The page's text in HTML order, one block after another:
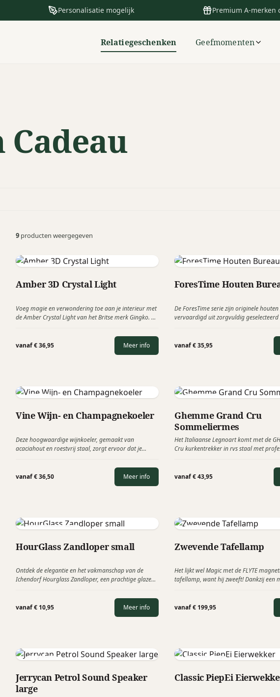
Personalisatie mogelijk Premium A-merken
Relatiegeschenken Geefmomenten
9 producten weergegeven
Gingko
Amber 3D Crystal Light
Voeg magie en verwondering toe aan je interieur met
de Amber Crystal Light van het Britse merk Gingko. De
de 3D-lasergegraveerde kristallen bol, versierd met
een ingewikkeld gedetailleerd ontwerp!
vanaf € 36,95 Meer info
Woodsea
ForesTime Houten
De ForesTime serie zijn originele
vervaardigd uit zorgvuldig geselecteerd
van duurzaamheid is dit het juiste
vanaf € 35,95
Adhoc
Vine Wijn- en Champagnekoeler
Deze hoogwaardige wijnkoeler, gemaakt van
acaciahout en roestvrij staal, zorgt ervoor dat je
vanaf € 36,50
Meer info
Legnoart
Ghemme Grand Cru
Sommeliermes
Het Italiaanse Legnoart komt met de
Cru kurkentrekker in rvs staal met
en samen ontwikkeld samen met de
Sommeliers.
vanaf € 43,95
Ichendorf Milano
HourGlass Zandloper small
Ontdek de elegantie en het vakmanschap van de
Ichendorf Hourglass Zandloper, een prachtige glazen
bekroonde Denis Guidone. Deze zandloper, met zijn
verfijnde rookgrijs en roze kleuren en fraaie riblijnen,
voegt een vleugje cachet toe aan elk interieur.
vanaf € 10,95 Meer info
Flyte
Zwevende Tafellamp
Het lijkt wel Magic met de FLYTE
tafellamp, want hij zweeft! Dankzij een
de lamp. Zeker weten dat iedere
kijkt.
vanaf € 199,95
JerryCan
Jerrycan Petrol Sound Speaker
large
Brainstream
Classic PiepEi